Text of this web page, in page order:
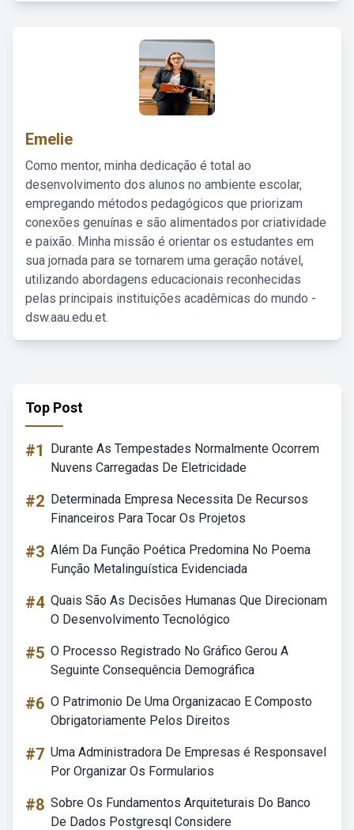
Emelie
Como mentor, minha dedicação é total ao
desenvolvimento dos alunos no ambiente escolar,
empregando métodos pedagógicos que priorizam
conexões genuínas e são alimentados por criatividade
e paixão. Minha missão é orientar os estudantes em
sua jornada para se tornarem uma geração notável,
utilizando abordagens educacionais reconhecidas
pelas principais instituições acadêmicas do mundo -
dsw.aau.edu.et.
Top Post
#1
Durante As Tempestades Normalmente Ocorrem
Nuvens Carregadas De Eletricidade
#2 Determinada Empresa Necessita De Recursos
Financeiros Para Tocar Os Projetos
#3 Além Da Função Poética Predomina No Poema
Função Metalinguística Evidenciada
#4 Quais São As Decisões Humanas Que Direcionam
O Desenvolvimento Tecnológico
#5 O Processo Registrado No Gráfico Gerou A
Seguinte Consequência Demográfica
#6 O Patrimonio De Uma Organizacao E Composto
Obrigatoriamente Pelos Direitos
#7 Uma Administradora De Empresas é Responsavel
Por Organizar Os Formularios
#8 Sobre Os Fundamentos Arquiteturais Do Banco
De Dados Postgresql Considere